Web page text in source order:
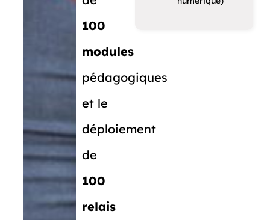
100
modules
pédagogiques
et le
déploiement
de
100
relais